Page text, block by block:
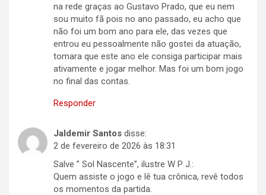
na rede graças ao Gustavo Prado, que eu nem
sou muito fã pois no ano passado, eu acho que
não foi um bom ano para ele, das vezes que
entrou eu pessoalmente não gostei da atuação,
tomara que este ano ele consiga participar mais
ativamente e jogar melhor. Mas foi um bom jogo
no final das contas.
Responder
Jaldemir Santos disse:
2 de fevereiro de 2026 às 18:31
Salve ” Sol Nascente”, ilustre W P J.:
Quem assiste o jogo e lê tua crônica, revê todos
os momentos da partida.